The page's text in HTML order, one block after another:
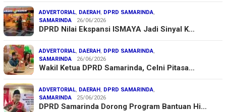
ADVERTORIAL, DAERAH , DPRD SAMARINDA,
SAMARINDA
26/06/2026
DPRD Nilai Ekspansi ISMAYA Jadi Sinyal K…
ADVERTORIAL, DAERAH , DPRD SAMARINDA,
SAMARINDA
26/06/2026
Wakil Ketua DPRD Samarinda, Celni Pitasa…
ADVERTORIAL, DAERAH , DPRD SAMARINDA,
SAMARINDA
25/06/2026
DPRD Samarinda Dorong Program Bantuan Hi…